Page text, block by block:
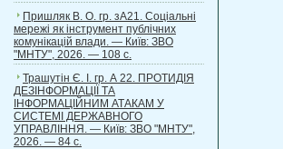
Пришляк В. О. гр. зА21. Соціальні
мережі як інструмент публічних
комунікацій влади. — Київ: ЗВО
"МНТУ", 2026. — 108 с.
Трашутін Є. І. гр. А 22. ПРОТИДІЯ
ДЕЗІНФОРМАЦІЇ ТА
ІНФОРМАЦІЙНИМ АТАКАМ У
СИСТЕМІ ДЕРЖАВНОГО
УПРАВЛІННЯ. — Київ: ЗВО "МНТУ",
2026. — 84 с.